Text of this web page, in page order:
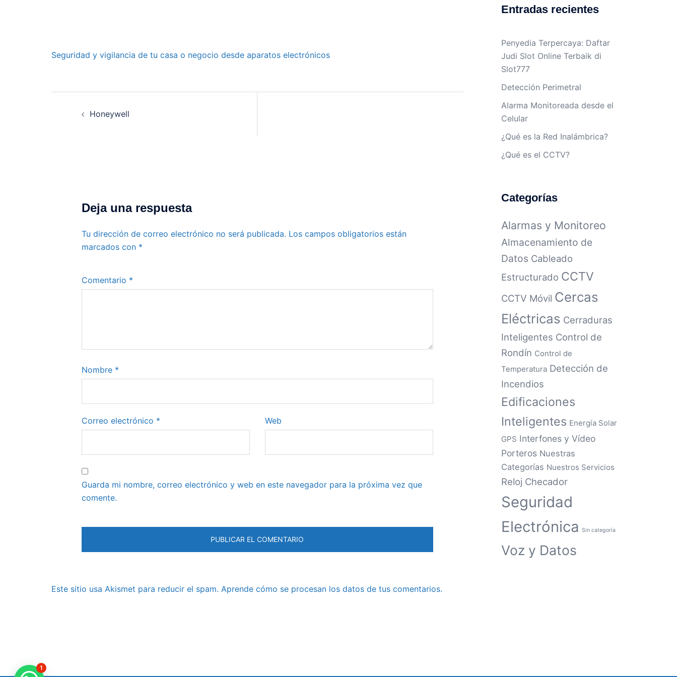
Seguridad y vigilancia de tu casa o negocio desde aparatos electrónicos
Honeywell
Deja una respuesta
Tu dirección de correo electrónico no será publicada. Los campos obligatorios están
marcados con *
Comentario *
Nombre *
Correo electrónico * Web
Guarda mi nombre, correo electrónico y web en este navegador para la próxima vez que
comente.
Este sitio usa Akismet para reducir el spam. Aprende cómo se procesan los datos de tus comentarios.
Entradas recientes
Penyedia Terpercaya: Daftar
Judi Slot Online Terbaik di
Slot777
Detección Perimetral
Alarma Monitoreada desde el
Celular
¿Qué es la Red Inalámbrica?
¿Qué es el CCTV?
Categorías
Alarmas y Monitoreo
Almacenamiento de
Datos Cableado
Estructurado CCTV
CCTV Móvil Cercas
Eléctricas Cerraduras
Inteligentes Control de
Rondín Control de
Temperatura Detección de
Incendios
Edificaciones
Inteligentes Energía Solar
GPS Interfones y Vídeo
Porteros Nuestras
Categorías Nuestros Servicios
Reloj Checador
Seguridad
Electrónica Sin categoría
Voz y Datos
1